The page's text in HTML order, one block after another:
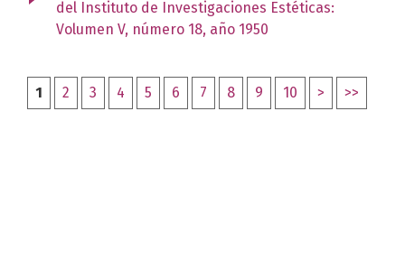
del Instituto de Investigaciones Estéticas:
Volumen V, número 18, año 1950
1 2 3 4 5 6 7 8 9 10 > >>